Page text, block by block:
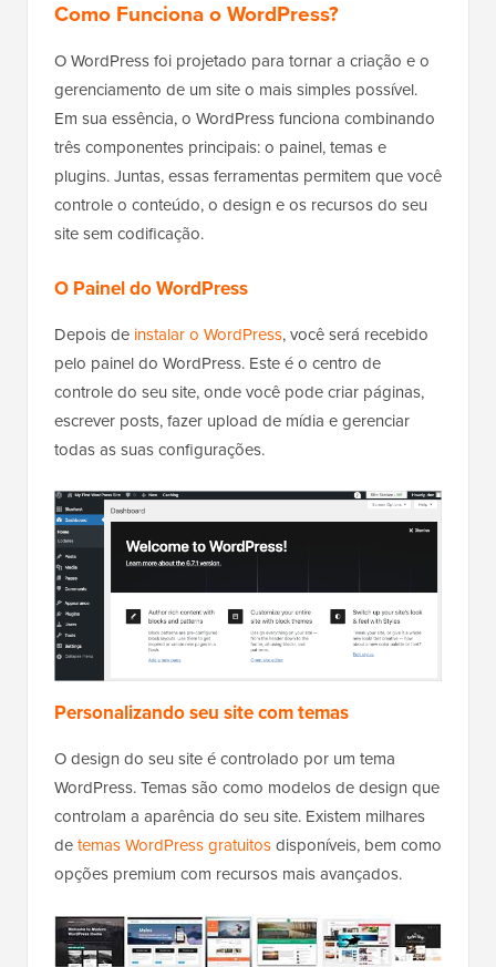
Como Funciona o WordPress?
O WordPress foi projetado para tornar a criação e o
gerenciamento de um site o mais simples possível.
Em sua essência, o WordPress funciona combinando
três componentes principais: o painel, temas e
plugins. Juntas, essas ferramentas permitem que você
controle o conteúdo, o design e os recursos do seu
site sem codificação.
O Painel do WordPress
Depois de instalar o WordPress, você será recebido
pelo painel do WordPress. Este é o centro de
controle do seu site, onde você pode criar páginas,
escrever posts, fazer upload de mídia e gerenciar
todas as suas configurações.
Personalizando seu site com temas
O design do seu site é controlado por um tema
WordPress. Temas são como modelos de design que
controlam a aparência do seu site. Existem milhares
detemas WordPress gratuitosdisponíveis, bem como
opções premium com recursos mais avançados.